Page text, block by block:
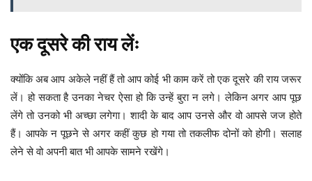
एक दूसरे की राय लेंः
क्योंकि अब आप अकेले नहीं हैं तो आप कोई भी काम करें तो एक दूसरे की राय जरूर
लें। हो सकता है उनका नेचर ऐसा हो कि उन्हें बुरा न लगे। लेकिन अगर आप पूछ
लेंगे तो उनको भी अच्छा लगेगा। शादी के बाद आप उनसे और वो आपसे जज होते
हैं। आपके न पूछने से अगर कहीं कुछ हो गया तो तकलीफ दोनों को होगी। सलाह
लेने से वो अपनी बात भी आपके सामने रखेंगे।